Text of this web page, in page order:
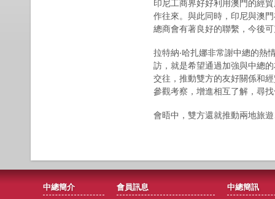
印尼工商界好好利用澳門的經
作往來。與此同時，印尼與澳
總商會有著良好的聯繫，今後
拉特納‧哈扎娜非常謝中總的熱
訪，就是希望通過加強與中總
交往，推動雙方的友好關係和
參觀考察，增進相互了解，尋
會晤中，雙方還就推動兩地旅
中總簡介 會員訊息 中總簡訊